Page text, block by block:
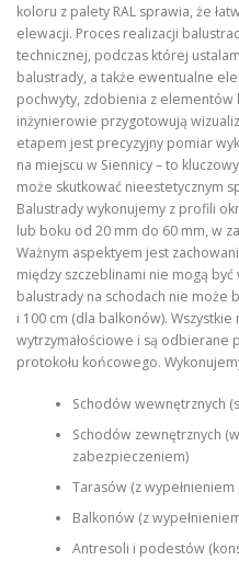
koloru z palety RAL sprawia, że
elewacji. Proces realizacji
technicznej, podczas której
balustrady, a także ewentualne
pochwyty, zdobienia z elementów
inżynierowie przygotowują
etapem jest precyzyjny pomiar
na miejscu w Siennicy – to
może skutkować nieestetycznym
Balustrady wykonujemy z profili
lub boku od 20 mm do 60 mm, w
Ważnym aspektyem jest
między szczeblinami nie mogą być
balustrady na schodach nie może
i 100 cm (dla balkonów).
wytrzymałościowe i są
protokołu końcowego.
Schodów wewnętrznych
Schodów zewnętrznych
zabezpieczeniem)
Tarasów (z
Balkonów (z
Antresoli i podestów